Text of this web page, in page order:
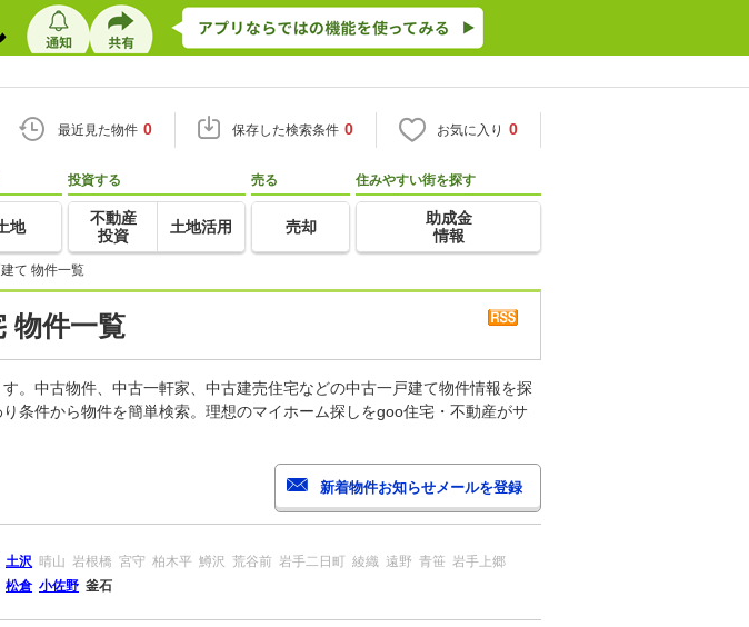
最近見た物件 0 保存した検索条件 0 お気に入り 0
地
投資する
不動産
投資
土地活用
売る
売却
住みやすい街を探す
助成金
情報
て 物件一覧
物件一覧
。中古物件、中古一軒家、中古建売住宅などの中古一戸建て物件情報を探
条件から物件を簡単検索。理想のマイホーム探しをgoo住宅・不動産がサ
土沢 晴山 岩根橋 宮守 柏木平 鱒沢 荒谷前 岩手二日町 綾織 遠野 青笹 岩手上郷
松倉 小佐野 釜石